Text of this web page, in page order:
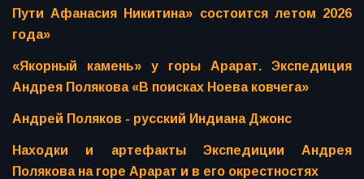
Пути Афанасия Никитина» состоится летом 2026
года»
«Якорный камень» у горы Арарат. Экспедиция
Андрея Полякова «В поисках Ноева ковчега»
Андрей Поляков - русский Индиана Джонс
Находки и артефакты Экспедиции Андрея
Полякова на горе Арарат и в его окрестностях